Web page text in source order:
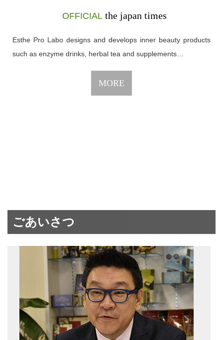
OFFICIALthe japan times
Esthe Pro Labo designs and develops inner beauty products
such as enzyme drinks, herbal tea and supplements…
MORE
ごあいさつ